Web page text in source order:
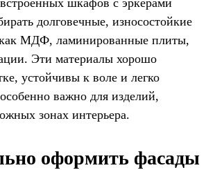
шкафов с эркерами
долговечные, износостойкие
МДФ, ламинированные плиты,
Эти материалы хорошо
устойчивы к воле и легко
важно для изделий,
зонах интерьера.
оформить фасады